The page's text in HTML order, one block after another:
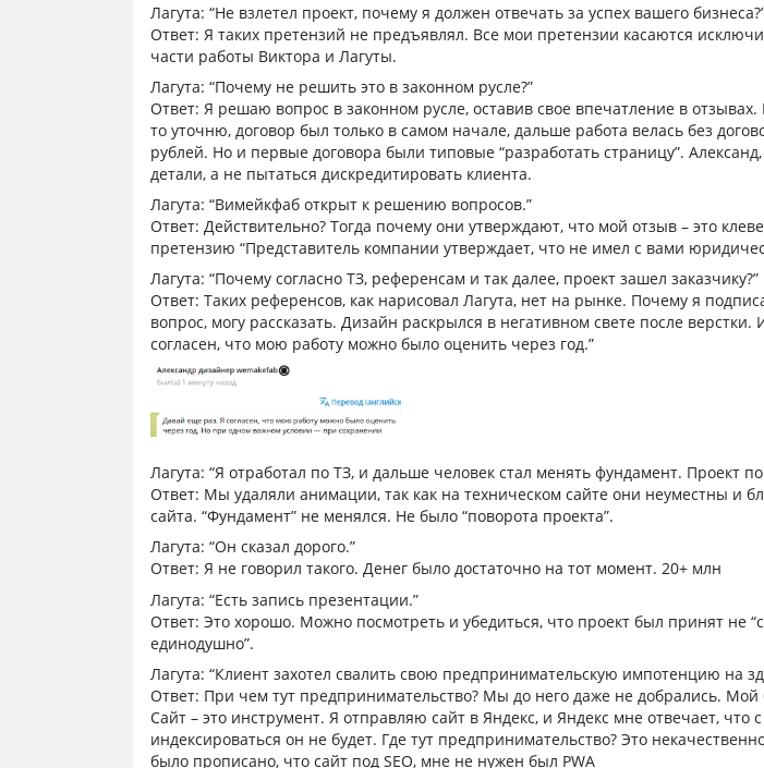
Лагута: “Не взлетел проект, почему я должен отвечать за успех вашего
Ответ: Я таких претензий не предъявлял. Все мои претензии касаются
части работы Виктора и Лагуты.
Лагута: “Почему не решить это в законном русле?”
Ответ: Я решаю вопрос в законном русле, оставив свое впечатление в отзывах.
то уточню, договор был только в самом начале, дальше работа велась без
рублей. Но и первые договора были типовые “разработать страницу”.
детали, а не пытаться дискредитировать клиента.
Лагута: “Вимейкфаб открыт к решению вопросов.”
Ответ: Действительно? Тогда почему они утверждают, что мой отзыв – это
претензию “Представитель компании утверждает, что не имел с вами
Лагута: “Почему согласно ТЗ, референсам и так далее, проект зашел заказчику?”
Ответ: Таких референсов, как нарисовал Лагута, нет на рынке. Почему я
вопрос, могу рассказать. Дизайн раскрылся в негативном свете после верстки.
согласен, что мою работу можно было оценить через год.”
Лагута: “Я отработал по ТЗ, и дальше человек стал менять фундамент. Проект
Ответ: Мы удаляли анимации, так как на техническом сайте они неуместны и
сайта. “Фундамент” не менялся. Не было “поворота проекта”.
Лагута: “Он сказал дорого.”
Ответ: Я не говорил такого. Денег было достаточно на тот момент. 20+ млн
Лагута: “Есть запись презентации.”
Ответ: Это хорошо. Можно посмотреть и убедиться, что проект был принят не
единодушно”.
Лагута: “Клиент захотел свалить свою предпринимательскую импотенцию на
Ответ: При чем тут предпринимательство? Мы до него даже не добрались. Мой
Сайт – это инструмент. Я отправляю сайт в Яндекс, и Яндекс мне отвечает, что
индексироваться он не будет. Где тут предпринимательство? Это
было прописано, что сайт под SEO, мне не нужен был PWA